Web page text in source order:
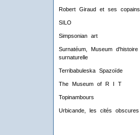
Robert Giraud et ses copains
SILO
Simpsonian art
Surnatéum, Museum d'histoire
surnaturelle
Terribabuleska Spazoïde
The Museum of R I T
Topinambours
Urbicande, les cités obscures